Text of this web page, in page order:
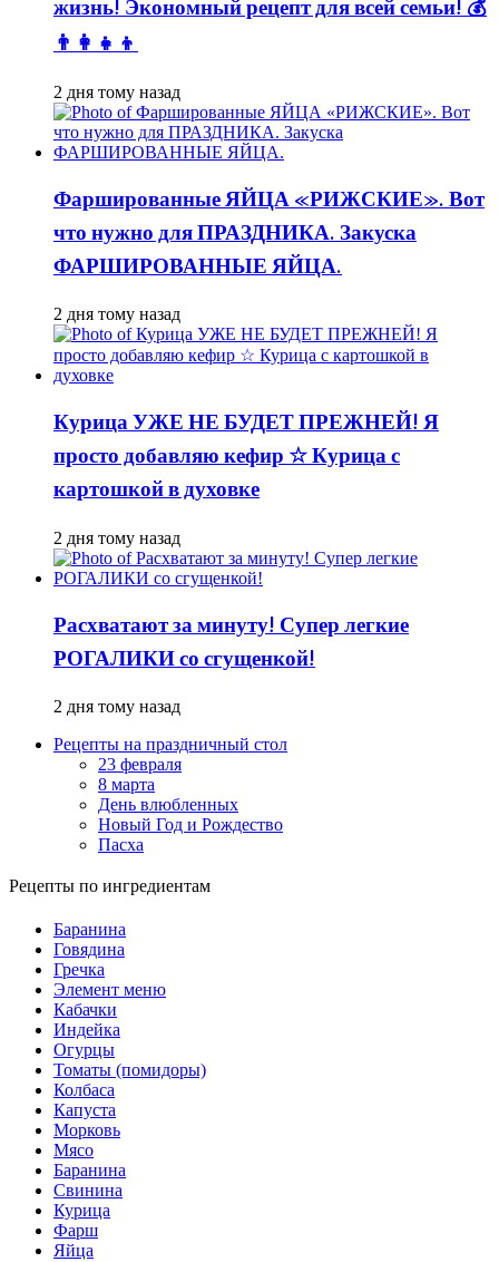
жизнь! Экономный рецепт для всей семьи! 💰
👨👩👧👦
2 дня тому назад
Фаршированные ЯЙЦА «РИЖСКИЕ». Вот
что нужно для ПРАЗДНИКА. Закуска
ФАРШИРОВАННЫЕ ЯЙЦА.
2 дня тому назад
Курица УЖЕ НЕ БУДЕТ ПРЕЖНЕЙ! Я
просто добавляю кефир ☆ Курица с
картошкой в духовке
2 дня тому назад
Расхватают за минуту! Супер легкие
РОГАЛИКИ со сгущенкой!
2 дня тому назад
Рецепты на праздничный стол
23 февраля
8 марта
День влюбленных
Новый Год и Рождество
Пасха
Рецепты по ингредиентам
Баранина
Говядина
Гречка
Элемент меню
Кабачки
Индейка
Огурцы
Томаты (помидоры)
Колбаса
Капуста
Морковь
Мясо
Баранина
Свинина
Курица
Фарш
Яйца